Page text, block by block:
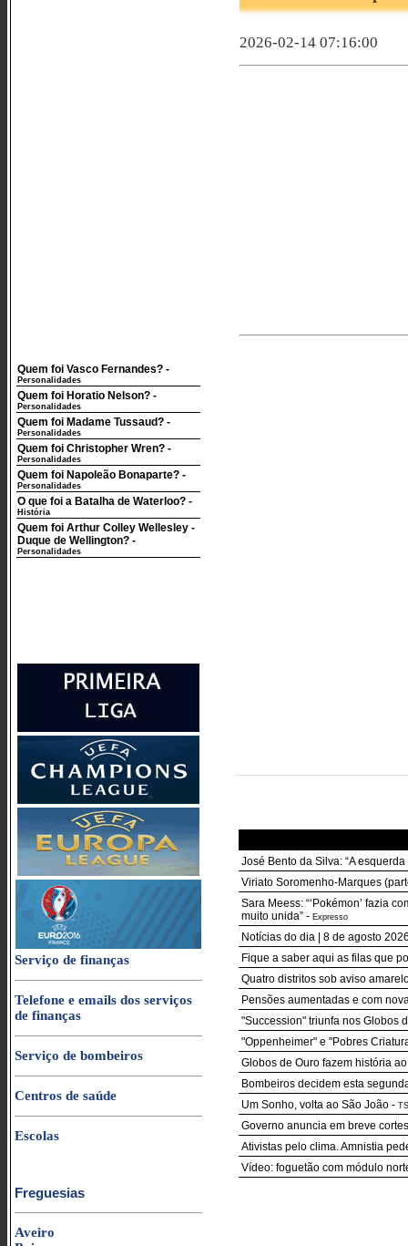
Quem foi Vasco Fernandes? -
Personalidades
Quem foi Horatio Nelson? -
Personalidades
Quem foi Madame Tussaud? -
Personalidades
Quem foi Christopher Wren? -
Personalidades
Quem foi Napoleão Bonaparte? -
Personalidades
O que foi a Batalha de Waterloo? -
História
Quem foi Arthur Colley Wellesley -
Duque de Wellington? -
Personalidades
Serviço de finanças
Telefone e emails dos serviços
de finanças
Serviço de bombeiros
Centros de saúde
Escolas
Freguesias
Aveiro
2026-02-14 07:16:00
José Bento da Silva: “A
Viriato Soromenho-Marques
Sara Meess: “‘Pokémon’ fazia
muito unida” - Expresso
Notícias do dia | 8 de agosto
Fique a saber aqui as filas que
Quatro distritos sob aviso
Pensões aumentadas e com
"Succession" triunfa nos Globos
"Oppenheimer" e "Pobres
Globos de Ouro fazem história
Bombeiros decidem esta
Um Sonho, volta ao São João -
Governo anuncia em breve
Ativistas pelo clima. Amnistia
Vídeo: foguetão com módulo